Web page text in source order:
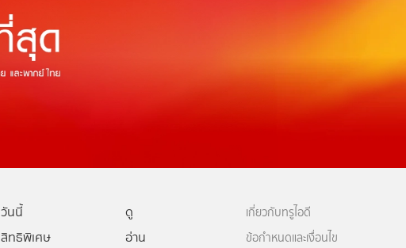
วันนี้
ดู
สิทธิพิเศษ
อ่าน
เกี่ยวกับทรูไอดี
ข้อกำหนดและเงื่อนไข